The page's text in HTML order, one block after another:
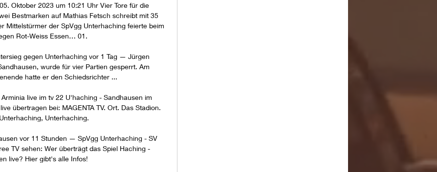
Oktober 2023 um 10:21 Uhr Vier Tore für die
Bestmarken auf Mathias Fetsch schreibt mit 35
Mittelstürmer der SpVgg Unterhaching feierte beim
Rot-Weiss Essen… 01.
gegen Unterhaching vor 1 Tag — Jürgen
wurde für vier Partien gesperrt. Am
hatte er den Schiedsrichter ...
live im tv 22 U'haching - Sandhausen im
übertragen bei: MAGENTA TV. Ort. Das Stadion.
Unterhaching.
vor 11 Stunden — SpVgg Unterhaching - SV
TV sehen: Wer überträgt das Spiel Haching -
live? Hier gibt's alle Infos!